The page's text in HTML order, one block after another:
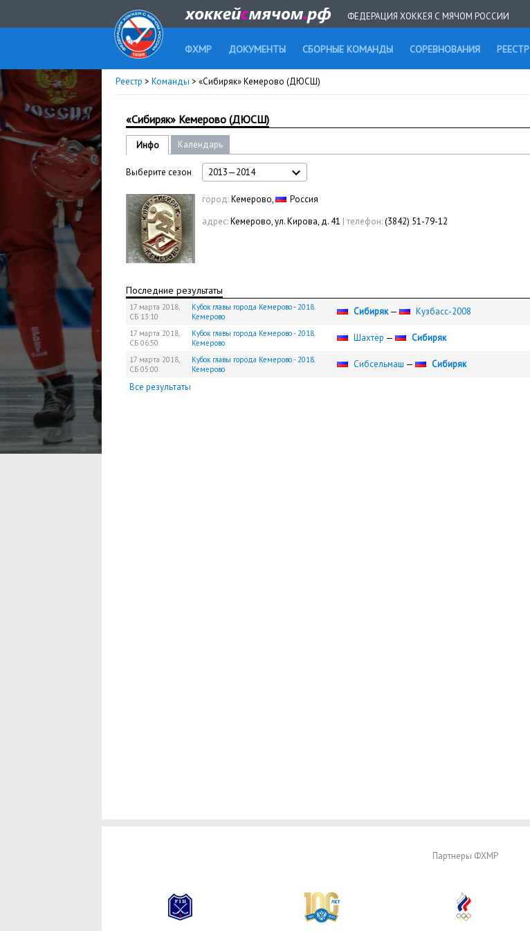
ФЕДЕРАЦИЯ ХОККЕЯ С МЯЧОМ РОССИИ
ФХМР ДОКУМЕНТЫ СБОРНЫЕ КОМАНДЫ СОРЕВНОВАНИЯ РЕЕСТР
Реестр > Команды > «Сибиряк» Кемерово (ДЮСШ)
«Сибиряк» Кемерово (ДЮСШ)
Инфо Календарь
Выберите сезон 2013—2014
город:Кемерово,
Россия
адрес:Кемерово, ул. Кирова, д. 41 | телефон:(3842) 51-79-12
Последние результаты
17 марта 2018,
СБ 13:10
Кубок главы города Кемерово - 2018.
Кемерово
Сибиряк— Кузбасс-2008
17 марта 2018,
СБ 06:50
Кубок главы города Кемерово - 2018.
Кемерово
Шахтёр — Сибиряк
17 марта 2018,
СБ 05:00
Кубок главы города Кемерово - 2018.
Кемерово
Сибсельмаш — Сибиряк
Все результаты
Партнеры ФХМР